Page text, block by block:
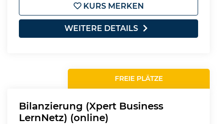
KURS MERKEN
WEITERE DETAILS
FREIE PLÄTZE
Bilanzierung (Xpert Business
LernNetz) (online)